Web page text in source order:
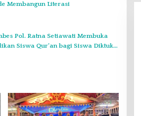
Membangun Literasi
Pol. Ratna Setiawati Membuka
Siswa Qur’an bagi Siswa Diktuk
Pancasila Siap Kawal Sampai
Pelantikan
Di Headline, Politik | 11 Desember 2024